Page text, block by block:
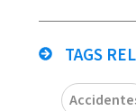
TAGS